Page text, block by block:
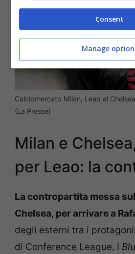
Calciomercato Milan, Leao al
(La Presse)
Milan e
per Leao: la
La contropartita messa
Chelsea, per arrivare a
degli esterni tra i
di Conference League. I
Consent
Manage